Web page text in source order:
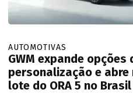
AUTOMOTIVAS
GWM expande opções
personalização e abre
lote do ORA 5 no Brasil